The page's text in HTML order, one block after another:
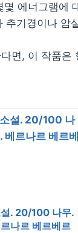
에너그램에
기경이나 암
면, 이 작품은
. 20/100 나무.
나르 베르베르